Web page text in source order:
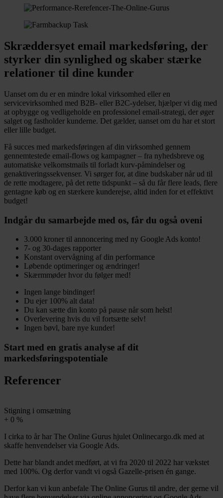
Skræddersyet email markedsføring, der
styrker din synlighed og skaber stærke
relationer til dine kunder
Uanset om du er en mindre lokal virksomhed eller en
servicevirksomhed med B2B- eller B2C-ydelser, hjælper vi dig med
at opbygge og vedligeholde en professionel email-strategi, der øger
salget og fastholder kunderne. Det gælder, uanset om du har et stort
eller lille budget.
Få succes med markedsføringen af din virksomhed gennem
gennemtestede email-flows og kampagner – fra nyhedsbreve og
automatiske velkomstmails til forladt kurv-påmindelser og
genaktiveringssekvenser. Vi sørger for, at dine budskaber når ud til
de rette modtagere, på det rette tidspunkt – så du får flere leads, flere
gentagne køb og en stærkere kunderejse, altid inden for et effektivt
budget!
Indgår du samarbejde med os, får du også oveni
3.000 kroner til annoncering med ny Google Ads konto!
7- og 30-dages rapporter
Konstant overvågning af din performance
Løbende optimeringer og ændringer!
Skærmmøder hvor du følger med!
Ingen lange bindinger!​
Du ejer 100% alt data!​
Du kan sætte din konto på pause når som helst!​
Overlevering hvis du vil fortsætte selv!​
Ingen bøvl, bare nye kunder!​
Start med en gratis analyse af dit
markedsføringspotentiale
Referencer
Stigning i omsætning
+ 0 %
I cirka to år har The Online Gurus hjulet Onlinecargo.dk med at
skaffe henvendelser via Google Ads.
Dette har blandt andet medført, at vi fra 2020 til 2022 har vækstet
med 100%. Og derfor vandt vi også Gazelle-prisen én gange.
Derfor kan vi kun anbefale The Online Gurus til andre, der gerne vil